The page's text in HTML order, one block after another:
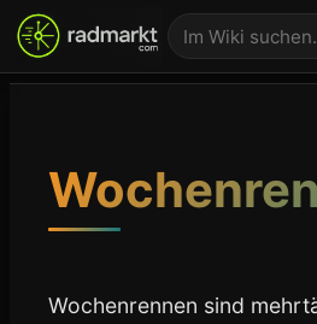
Wochenrennen sind